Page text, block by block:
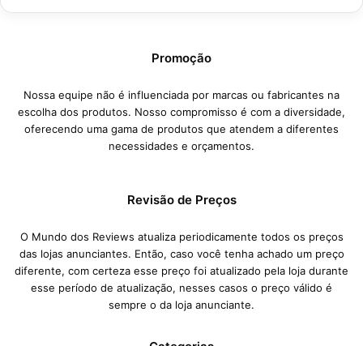
Promoção
Nossa equipe não é influenciada por marcas ou fabricantes na
escolha dos produtos. Nosso compromisso é com a diversidade,
oferecendo uma gama de produtos que atendem a diferentes
necessidades e orçamentos.
Revisão de Preços
O Mundo dos Reviews atualiza periodicamente todos os preços
das lojas anunciantes. Então, caso você tenha achado um preço
diferente, com certeza esse preço foi atualizado pela loja durante
esse período de atualização, nesses casos o preço válido é
sempre o da loja anunciante.